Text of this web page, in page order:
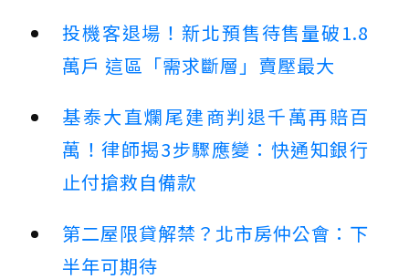
投機客退場！新北預售待售量破1.8
萬戶 這區「需求斷層」賣壓最大
基泰大直爛尾建商判退千萬再賠百
萬！律師揭3步驟應變：快通知銀行
止付搶救自備款
第二屋限貸解禁？北市房仲公會：下
半年可期待